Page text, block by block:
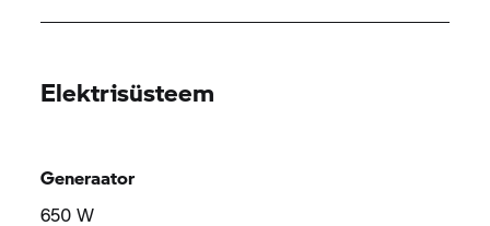
Elektrisüsteem
Generaator
650 W